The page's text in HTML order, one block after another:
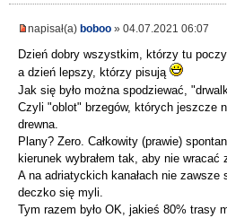
napisał(a) boboo » 04.07.2021 06:07
Dzień dobry wszystkim, którzy tu
a dzień lepszy, którzy pisują
Jak się było można spodziewać,
Czyli "oblot" brzegów, których jeszcze
drewna.
Plany? Zero. Całkowity (prawie)
kierunek wybrałem tak, aby nie wracać
A na adriatyckich kanałach nie zawsze
deczko się myli.
Tym razem było OK, jakieś 80% trasy